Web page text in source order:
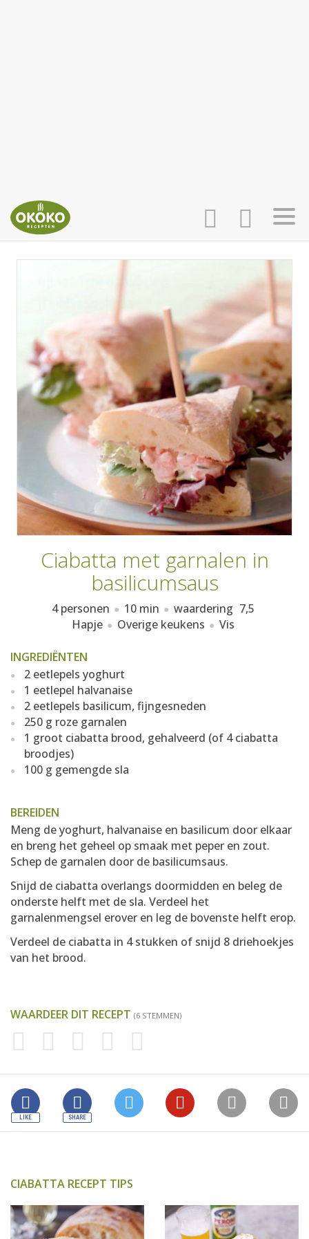
INLOGGEN
AANMELDEN
RECEPTEN
WEEKMENU'S
KOOKBOEKEN
Ciabatta met garnalen in
basilicumsaus
4 personen 10 min waardering 7,5
Hapje
Overige keukens Vis
INGREDIËNTEN
2 eetlepels yoghurt
1 eetlepel halvanaise
2 eetlepels basilicum, fijngesneden
250 g roze garnalen
1 groot ciabatta brood, gehalveerd (of 4 ciabatta
broodjes)
100 g gemengde sla
BEREIDEN
Meng de yoghurt, halvanaise en basilicum door elkaar
en breng het geheel op smaak met peper en zout.
Schep de garnalen door de basilicumsaus.
Snijd de ciabatta overlangs doormidden en beleg de
onderste helft met de sla. Verdeel het
garnalenmengsel erover en leg de bovenste helft erop.
Verdeel de ciabatta in 4 stukken of snijd 8 driehoekjes
van het brood.
WAARDEER DIT RECEPT (6 STEMMEN)
CIABATTA RECEPT TIPS